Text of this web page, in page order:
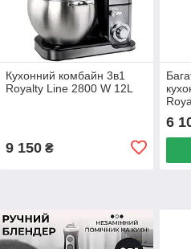
Кухонний комбайн 3в1
Royalty Line 2800 W 12L
9 150₴
6